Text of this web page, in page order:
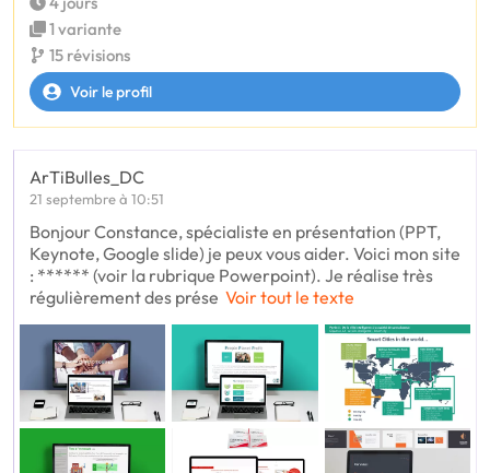
1 variante
15 révisions
Voir le profil
ArTiBulles_DC
21 septembre à 10:51
Bonjour Constance, spécialiste en présentation (PPT,
Keynote, Google slide) je peux vous aider. Voici mon site
: ****** (voir la rubrique Powerpoint). Je réalise très
régulièrement des prése Voir tout le texte